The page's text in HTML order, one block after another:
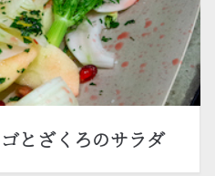
とざくろのサラダ